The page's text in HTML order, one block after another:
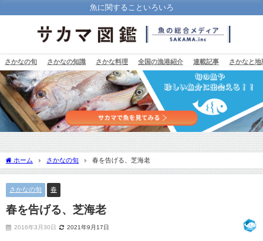
魚に関することいろいろ
さかなの旬 さかなの知識 さかな料理 全国の漁港紹介 連載記事 さかなと地
ホーム さかなの旬 春を告げる、芝海老
さかなの旬 春
春を告げる、芝海老
2016年3月30日 2021年9月17日